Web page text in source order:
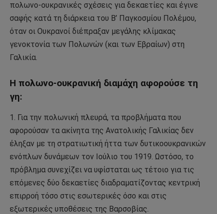
πολωνο-ουκρανικές σχέσεις για δεκαετίες και έγινε
σαφής κατά τη διάρκεια του Β’ Παγκοσμίου Πολέμου,
όταν οι Ουκρανοί διέπραξαν μεγάλης κλίμακας
γενοκτονία των Πολωνών (και των Εβραίων) στη
Γαλικία.
Η πολωνο-ουκρανική διαμάχη αφορούσε τη
γη:
1. Για την πολωνική πλευρά, τα προβλήματα που
αφορούσαν τα ακίνητα της Ανατολικής Γαλικίας δεν
έληξαν με τη στρατιωτική ήττα των δυτικοουκρανικών
ενόπλων δυνάμεων τον Ιούλιο του 1919. Ωστόσο, το
πρόβλημα συνεχίζει να υφίσταται ως τέτοιο για τις
επόμενες δύο δεκαετίες διαδραματίζοντας κεντρική
επιρροή τόσο στις εσωτερικές όσο και στις
εξωτερικές υποθέσεις της Βαρσοβίας.